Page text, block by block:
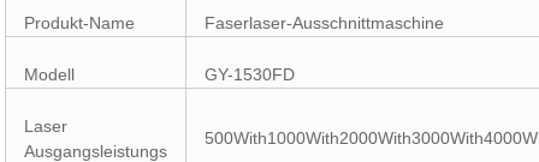
Produkt-Name Faserlaser-Ausschnittmaschine
Modell GY-1530FD
Laser
Ausgangsleistungs